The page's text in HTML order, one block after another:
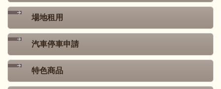
場地租用
汽車停車申請
特色商品